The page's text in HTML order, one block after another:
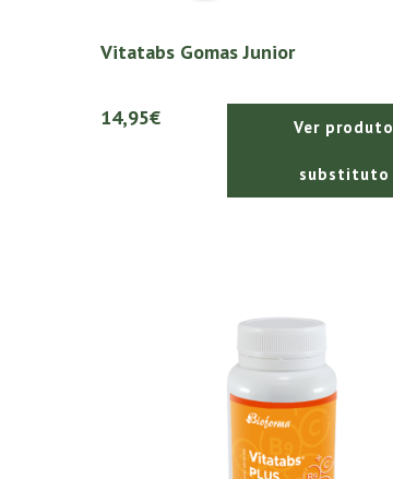
Vitatabs Gomas Junior
14,95€ Ver produto
substituto